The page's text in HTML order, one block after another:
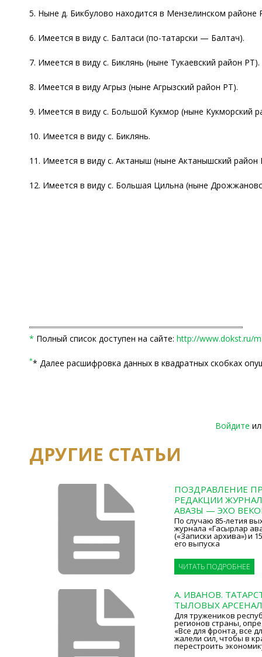
5. Ныне д. Бикбулово находится в Мензелинском районе
6. Имеется в виду с. Балтаси (по-татарски — Балтач).
7. Имеется в виду с. Биклянь (ныне Тукаевский район РТ).
8. Имеется в виду Агрыз (ныне Агрызский район РТ).
9. Имеется в виду с. Большой Кукмор (ныне Кукморский
10. Имеется в виду с. Биклянь.
11. Имеется в виду с. Актаныш (ныне Актанышский район
12. Имеется в виду с. Большая Цильна (ныне
* Полный список доступен на сайте: http://www.dokst.ru/
** Далее расшифровка данных в квадратных скобках
Войдите
ДРУГИЕ СТАТЬИ
ПОЗДРАВЛЕНИЕ
РЕДАКЦИИ
АВАЗЫ — ЭХО
По случаю 85-летия
журнала «Гасырлар
(«Записки архива») и
его выпуска
ЧИТАТЬ ПОДРОБНЕЕ
А. ИВАНОВ.
ТЫЛОВЫХ
Для тружеников
регионов страны,
«Все для фронта, все
жалели сил, чтобы в
перестроить